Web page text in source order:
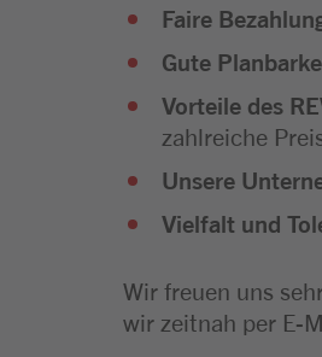
Faire
Gute
Vorteile des
zahlreiche
Unsere
Vielfalt und
Wir freuen uns
wir zeitnah per E-